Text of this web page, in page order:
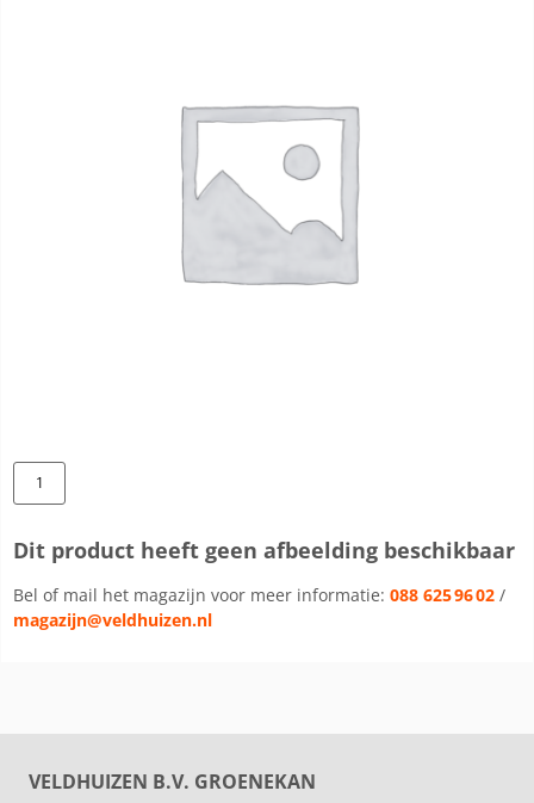
Dit product heeft geen afbeelding beschikbaar
Bel of mail het magazijn voor meer informatie:088 625 96 02 /
magazijn@veldhuizen.nl
VELDHUIZEN B.V. GROENEKAN